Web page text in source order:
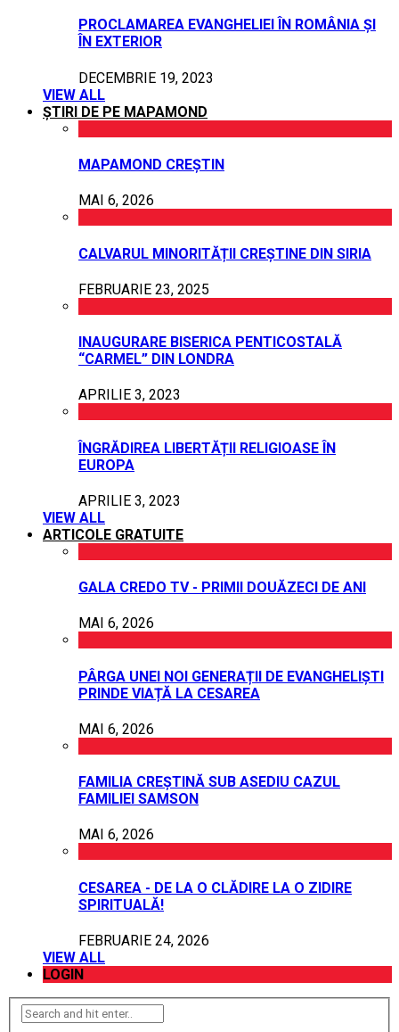
PROCLAMAREA EVANGHELIEI ÎN ROMÂNIA ȘI
ÎN EXTERIOR
DECEMBRIE 19, 2023
VIEW ALL
ȘTIRI DE PE MAPAMOND
MAPAMOND CREȘTIN
MAI 6, 2026
CALVARUL MINORITĂȚII CREȘTINE DIN SIRIA
FEBRUARIE 23, 2025
INAUGURARE BISERICA PENTICOSTALĂ
“CARMEL” DIN LONDRA
APRILIE 3, 2023
ÎNGRĂDIREA LIBERTĂȚII RELIGIOASE ÎN
EUROPA
APRILIE 3, 2023
VIEW ALL
ARTICOLE GRATUITE
GALA CREDO TV - PRIMII DOUĂZECI DE ANI
MAI 6, 2026
PÂRGA UNEI NOI GENERAȚII DE EVANGHELIȘTI
PRINDE VIAȚĂ LA CESAREA
MAI 6, 2026
FAMILIA CREȘTINĂ SUB ASEDIU CAZUL
FAMILIEI SAMSON
MAI 6, 2026
CESAREA - DE LA O CLĂDIRE LA O ZIDIRE
SPIRITUALĂ!
FEBRUARIE 24, 2026
VIEW ALL
LOGIN